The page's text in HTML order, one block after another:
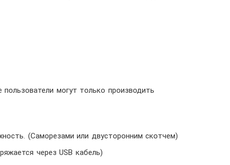
могут только производить
(Саморезами или двусторонним скотчем)
через USB кабель)